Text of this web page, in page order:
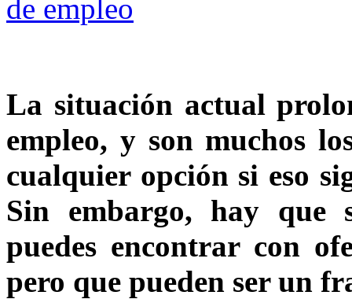
La situación actual
empleo, y son muchos
cualquier opción si eso
Sin embargo, hay que
puedes encontrar con
pero que pueden ser un